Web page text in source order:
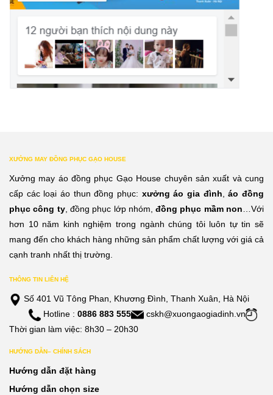
XƯỞNG MAY ĐỒNG PHỤC GẠO HOUSE
Xưởng may áo đồng phục Gạo House chuyên sản xuất và cung
cấp các loại áo thun đồng phục: xưởng áo gia đình ,áo đồng
phục công ty, đồng phục lớp nhóm,đồng phục mầm non …Với
hơn 10 năm kinh nghiệm trong ngành chúng tôi luôn tự tin sẽ
mang đến cho khách hàng những sản phẩm chất lượng với giá cả
cạnh tranh nhất thị trường.
THÔNG TIN LIÊN HỆ
Số 401 Vũ Tông Phan, Khương Đình, Thanh Xuân, Hà Nội
Hotline : 0886 883 555
cskh@xuongaogiadinh.vn
Thời gian làm việc: 8h30 – 20h30
HƯỚNG DẪN– CHÍNH SÁCH
Hướng dẫn đặt hàng
Hướng dẫn chọn size